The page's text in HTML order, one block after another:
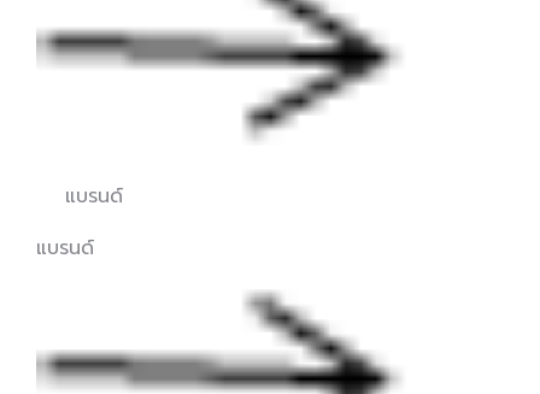
แบรนด์
แบรนด์